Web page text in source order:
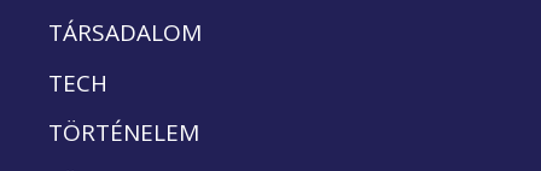
TÁRSADALOM
TECH
TÖRTÉNELEM